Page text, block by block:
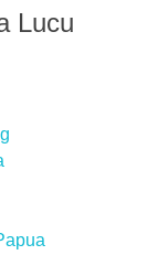
Lucu